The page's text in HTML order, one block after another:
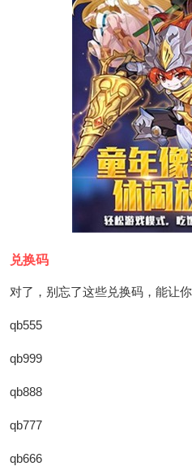
兑换码
对了，别忘了这些兑换码，能让
qb555
qb999
qb888
qb777
qb666